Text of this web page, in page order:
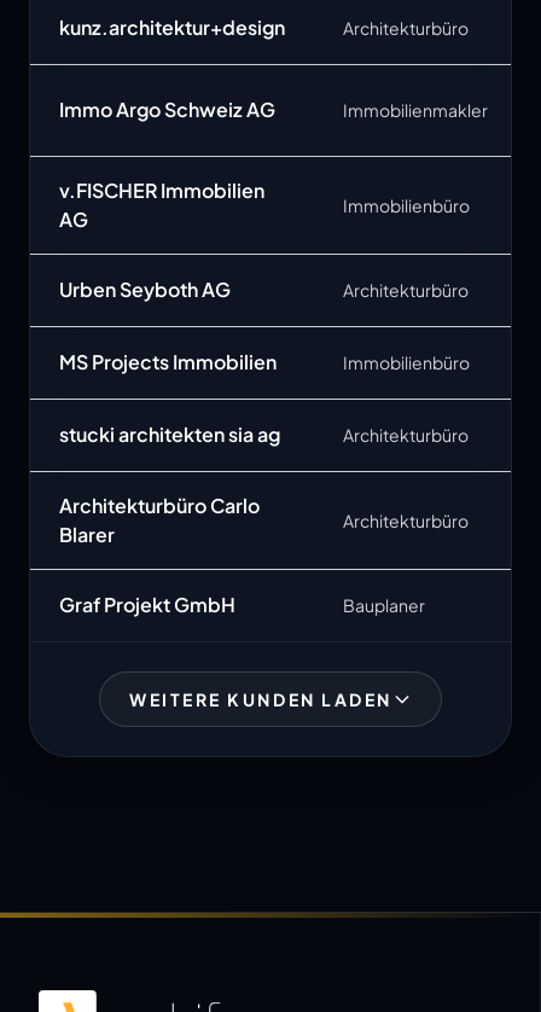
kunz.architektur+design Architekturbüro
Immo Argo Schweiz AG Immobilienmakler
v.FISCHER Immobilien
AG
Immobilienbüro
Urben Seyboth AG Architekturbüro
MS Projects Immobilien Immobilienbüro
stucki architekten sia ag Architekturbüro
Architekturbüro Carlo
Blarer
Architekturbüro
Graf Projekt GmbH Bauplaner
WEITERE KUNDEN LADEN